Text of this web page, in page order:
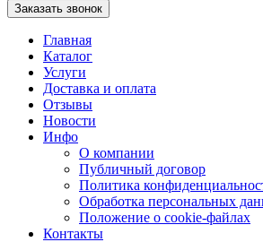
Заказать звонок
Главная
Каталог
Услуги
Доставка и оплата
Отзывы
Новости
Инфо
О компании
Публичный договор
Политика
Обработка персональных
Положение о cookie-файлах
Контакты